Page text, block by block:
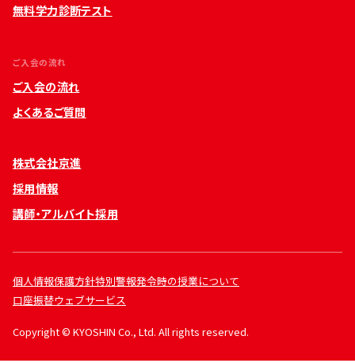
無料学力診断テスト
ご入会の流れ
ご入会の流れ
よくあるご質問
株式会社京進
採用情報
講師・アルバイト採用
個人情報保護方針特別警報発令時の授業について
口座振替ウェブサービス
Copyright © KYOSHIN Co., Ltd. All rights reserved.